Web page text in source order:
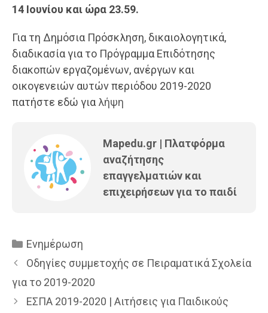
14 Ιουνίου και ώρα 23.59.
Για τη Δημόσια Πρόσκληση, δικαιολογητικά,
διαδικασία για το Πρόγραμμα Επιδότησης
διακοπών εργαζομένων, ανέργων και
οικογενειών αυτών περιόδου 2019-2020
πατήστε εδώ για λήψη
Mapedu.gr | Πλατφόρμα
αναζήτησης
επαγγελματιών και
επιχειρήσεων για το παιδί
Κατηγορίες
Ενημέρωση
Οδηγίες συμμετοχής σε Πειραματικά Σχολεία
για το 2019-2020
ΕΣΠΑ 2019-2020 | Αιτήσεις για Παιδικούς